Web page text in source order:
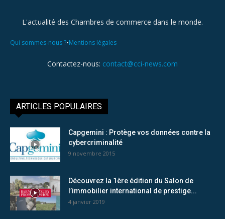
L'actualité des Chambres de commerce dans le monde.
Qui sommes-nous ?•Mentions légales
Contactez-nous: contact@cci-news.com
ARTICLES POPULAIRES
Capgemini : Protège vos données contre la
cybercriminalité
9 novembre 2015
Découvrez la 1ère édition du Salon de
l’immobilier international de prestige...
4 janvier 2019